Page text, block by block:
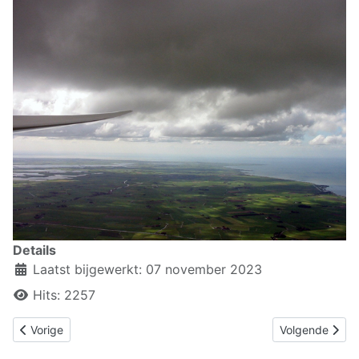
Details
Laatst bijgewerkt: 07 november 2023
Hits: 2257
Vorig artikel: 6. Operationele procedures voor het zweefvliegen
Vorige Volgende
Volgende